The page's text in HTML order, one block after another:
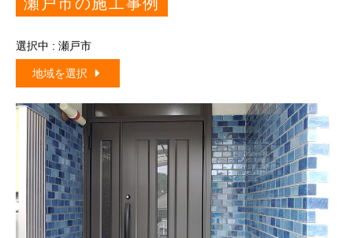
選択中 : 瀬戸市
地域を選択